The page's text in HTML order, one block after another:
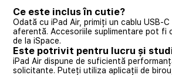
Ce este inclus în cutie?
Odată cu iPad Air, primiți un cablu USB-
aferentă. Accesoriile suplimentare pot fi
de la iSpace.
Este potrivit pentru lucru și
iPad Air dispune de suficientă
solicitante. Puteți utiliza aplicații de